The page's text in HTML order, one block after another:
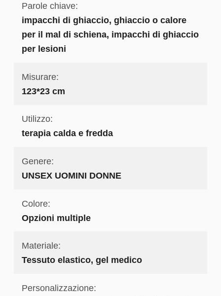
Parole chiave:
impacchi di ghiaccio, ghiaccio o calore
per il mal di schiena, impacchi di ghiaccio
per lesioni
Misurare:
123*23 cm
Utilizzo:
terapia calda e fredda
Genere:
UNSEX UOMINI DONNE
Colore:
Opzioni multiple
Materiale:
Tessuto elastico, gel medico
Personalizzazione: